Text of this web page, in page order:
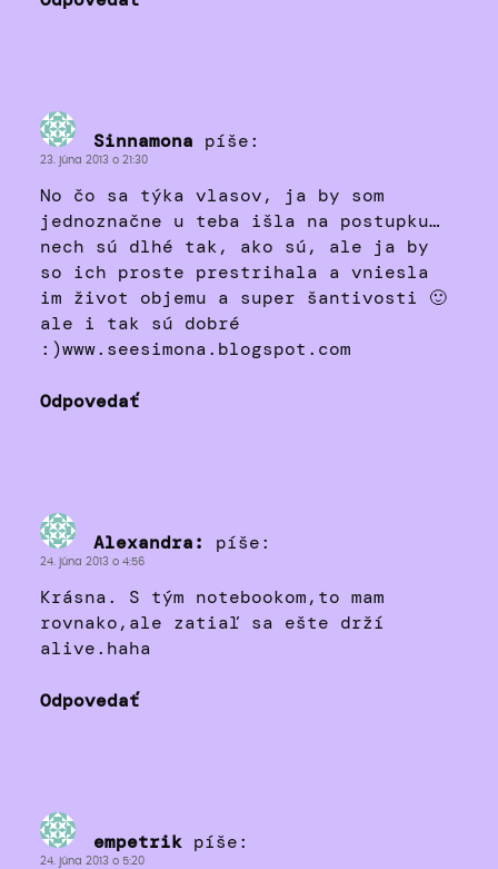
Sinnamona píše:
23. júna 2013 o 21:30
No čo sa týka vlasov, ja by som
jednoznačne u teba išla na postupku…
nech sú dlhé tak, ako sú, ale ja by
so ich proste prestrihala a vniesla
im život objemu a super šantivosti 🙂
ale i tak sú dobré
:)www.seesimona.blogspot.com
Odpovedať
Alexandra: píše:
24. júna 2013 o 4:56
Krásna. S tým notebookom,to mam
rovnako,ale zatiaľ sa ešte drží
alive.haha
Odpovedať
empetrik píše:
24. júna 2013 o 5:20